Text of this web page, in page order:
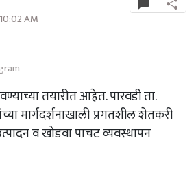
AM
तयारीत आहेत. पारवडी ता.
मार्गदर्शनाखाली प्रगतशील शेतकरी
व खोडवा पाचट व्यवस्थापन